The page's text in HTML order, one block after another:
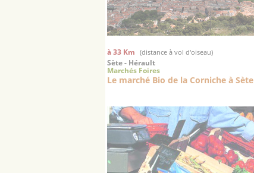
à 33 Km (distance à vol d'oiseau)
Sète - Hérault
Marchés Foires
Le marché Bio de la Corniche à Sète